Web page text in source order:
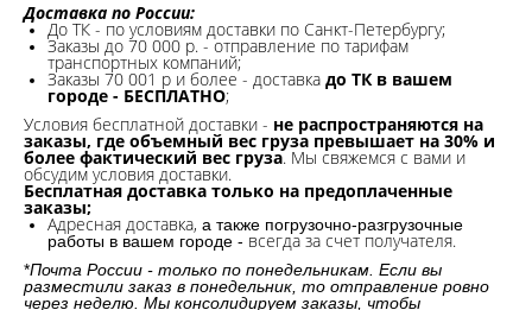
Доставка по России:
До ТК - по условиям доставки по Санкт-Петербургу;
Заказы до 70 000 р. - отправление по тарифам
транспортных компаний;
Заказы 70 001 р и более - доставка до ТК в вашем
городе - БЕСПЛАТНО;
Условия бесплатной доставки - не распространяются на
заказы, где объемный вес груза превышает на 30% и
более фактический вес груза. Мы свяжемся с вами и
обсудим условия доставки.
Бесплатная доставка только на предоплаченные
заказы;
Адресная доставка, а также погрузочно-разгрузочные
работы в вашем городе - всегда за счет получателя.
*Почта России - только по понедельникам. Если вы
разместили заказ в понедельник, то отправление ровно
через неделю. Мы консолидируем заказы, чтобы